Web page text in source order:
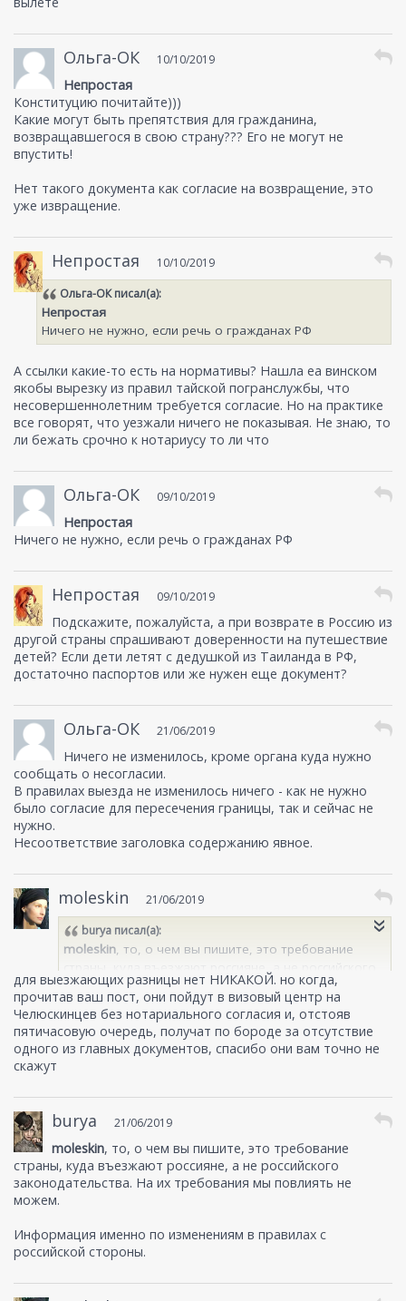
Ольга-ОК 10/10/2019
Непростая
Конституцию почитайте)))
Какие могут быть препятствия для гражданина,
возвращавшегося в свою страну??? Его не могут не
впустить!
Нет такого документа как согласие на возвращение, это
уже извращение.
Непростая
10/10/2019
Ольга-ОКписал(а):
Непростая
Ничего не нужно, если речь о гражданах РФ
А ссылки какие-то есть на нормативы? Нашла еа винском
якобы вырезку из правил тайской погранслужбы, что
несовершеннолетним требуется согласие. Но на практике
все говорят, что уезжали ничего не показывая. Не знаю, то
ли бежать срочно к нотариусу то ли что
Ольга-ОК 09/10/2019
Непростая
Ничего не нужно, если речь о гражданах РФ
Непростая 09/10/2019
Подскажите, пожалуйста, а при возврате в Россию из
другой страны спрашивают доверенности на путешествие
детей? Если дети летят с дедушкой из Таиланда в РФ,
достаточно паспортов или же нужен еще документ?
Ольга-ОК 21/06/2019
Ничего не изменилось, кроме органа куда нужно
сообщать о несогласии.
В правилах выезда не изменилось ничего - как не нужно
было согласие для пересечения границы, так и сейчас не
нужно.
Несоответствие заголовка содержанию явное.
moleskin
21/06/2019
burya писал(а):
moleskin, то, о чем вы пишите, это требование
законодательства. На их требования мы повлиять
не можем.
Информация именно по изменениям в правилах с
российской стороны.
для выезжающих разницы нет НИКАКОЙ. но когда,
прочитав ваш пост, они пойдут в визовый центр на
Челюскинцев без нотариального согласия и, отстояв
пятичасовую очередь, получат по бороде за отсутствие
одного из главных документов, спасибо они вам точно не
скажут
burya 21/06/2019
moleskin, то, о чем вы пишите, это требование
страны, куда въезжают россияне, а не российского
законодательства. На их требования мы повлиять не
можем.
Информация именно по изменениям в правилах с
российской стороны.